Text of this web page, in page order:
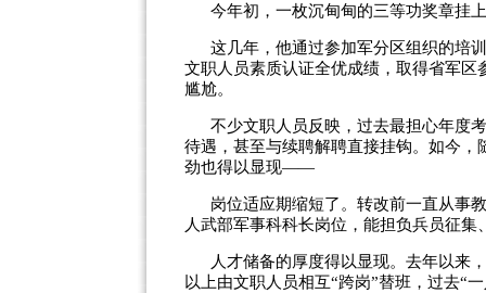
今年初，一枚沉甸甸的三等功奖章挂
这几年，他通过参加军分区组织的培
文职人员素质认证全优成绩，取得省军
尴尬。
不少文职人员反映，过去最担心年度
待遇，甚至与续聘解聘直接挂钩。如今
劲也得以显现——
岗位适应期缩短了。转改前一直从事
人武部军事科科长岗位，能担负兵员征
人才储备的厚度得以显现。去年以来
以上由文职人员相互“跨岗”替班，过去“